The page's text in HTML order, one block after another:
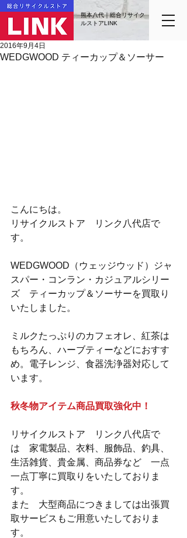
熊本八代｜総合リサイク
ルストアLINK
WEDGWOOD ティーカップ＆ソーサー
2016年9月4日
こんにちは。
リサイクルストア　リンク八代店で
す。
WEDGWOOD（ウェッジウッド）ジャ
スパー・コンラン・カジュアルシリー
ズ　ティーカップ＆ソーサーを買取り
いたしました。
ミルクたっぷりのカフェオレ、紅茶は
もちろん、ハーブティーなどにおすす
め。電子レンジ、食器洗浄器対応して
います。
秋冬物アイテム商品買取強化中！
リサイクルストア　リンク八代店で
は　家電製品、衣料、服飾品、釣具、
生活雑貨、貴金属、商品券など　一点
一点丁寧に買取りをいたしておりま
す。
また　大型商品につきましては出張買
取サービスもご用意いたしておりま
す。